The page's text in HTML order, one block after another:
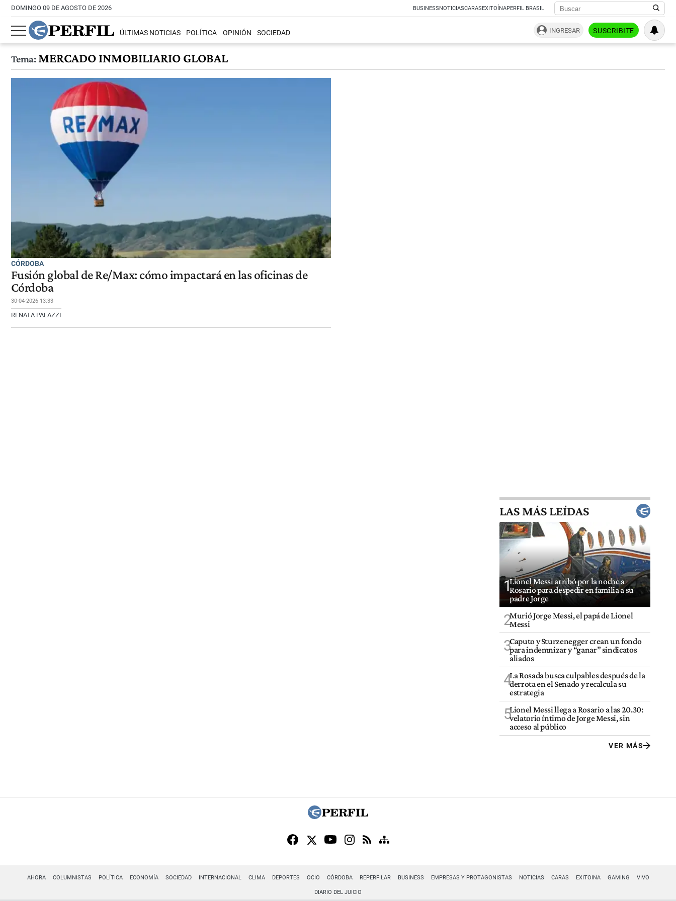
DOMINGO 09 DE AGOSTO DE 2026 BUSINESSNOTICIASCARASEXITOÍNAPERFIL BRASIL
ÚLTIMAS NOTICIAS POLÍTICA OPINIÓN SOCIEDAD INGRESAR SUSCRIBITE
Tema:MERCADO INMOBILIARIO GLOBAL
CÓRDOBA
Fusión global de Re/Max: cómo impactará en las oficinas de
Córdoba
30-04-2026 13:33
RENATA PALAZZI
LAS MÁS LEÍDAS
1Lionel Messi arribó por la noche a
Rosario para despedir en familia a su
padre Jorge
2Murió Jorge Messi, el papá de Lionel
Messi
3Caputo y Sturzenegger crean un fondo
para indemnizar y “ganar” sindicatos
aliados
4La Rosada busca culpables después de la
derrota en el Senado y recalcula su
estrategia
5Lionel Messi llega a Rosario a las 20.30:
velatorio íntimo de Jorge Messi, sin
acceso al público
VER MÁS
AHORA COLUMNISTAS POLÍTICA ECONOMÍA SOCIEDAD INTERNACIONAL CLIMA DEPORTES OCIO CÓRDOBA REPERFILAR BUSINESS EMPRESAS Y PROTAGONISTAS NOTICIAS CARAS EXITOINA GAMING VIVO
DIARIO DEL JUICIO